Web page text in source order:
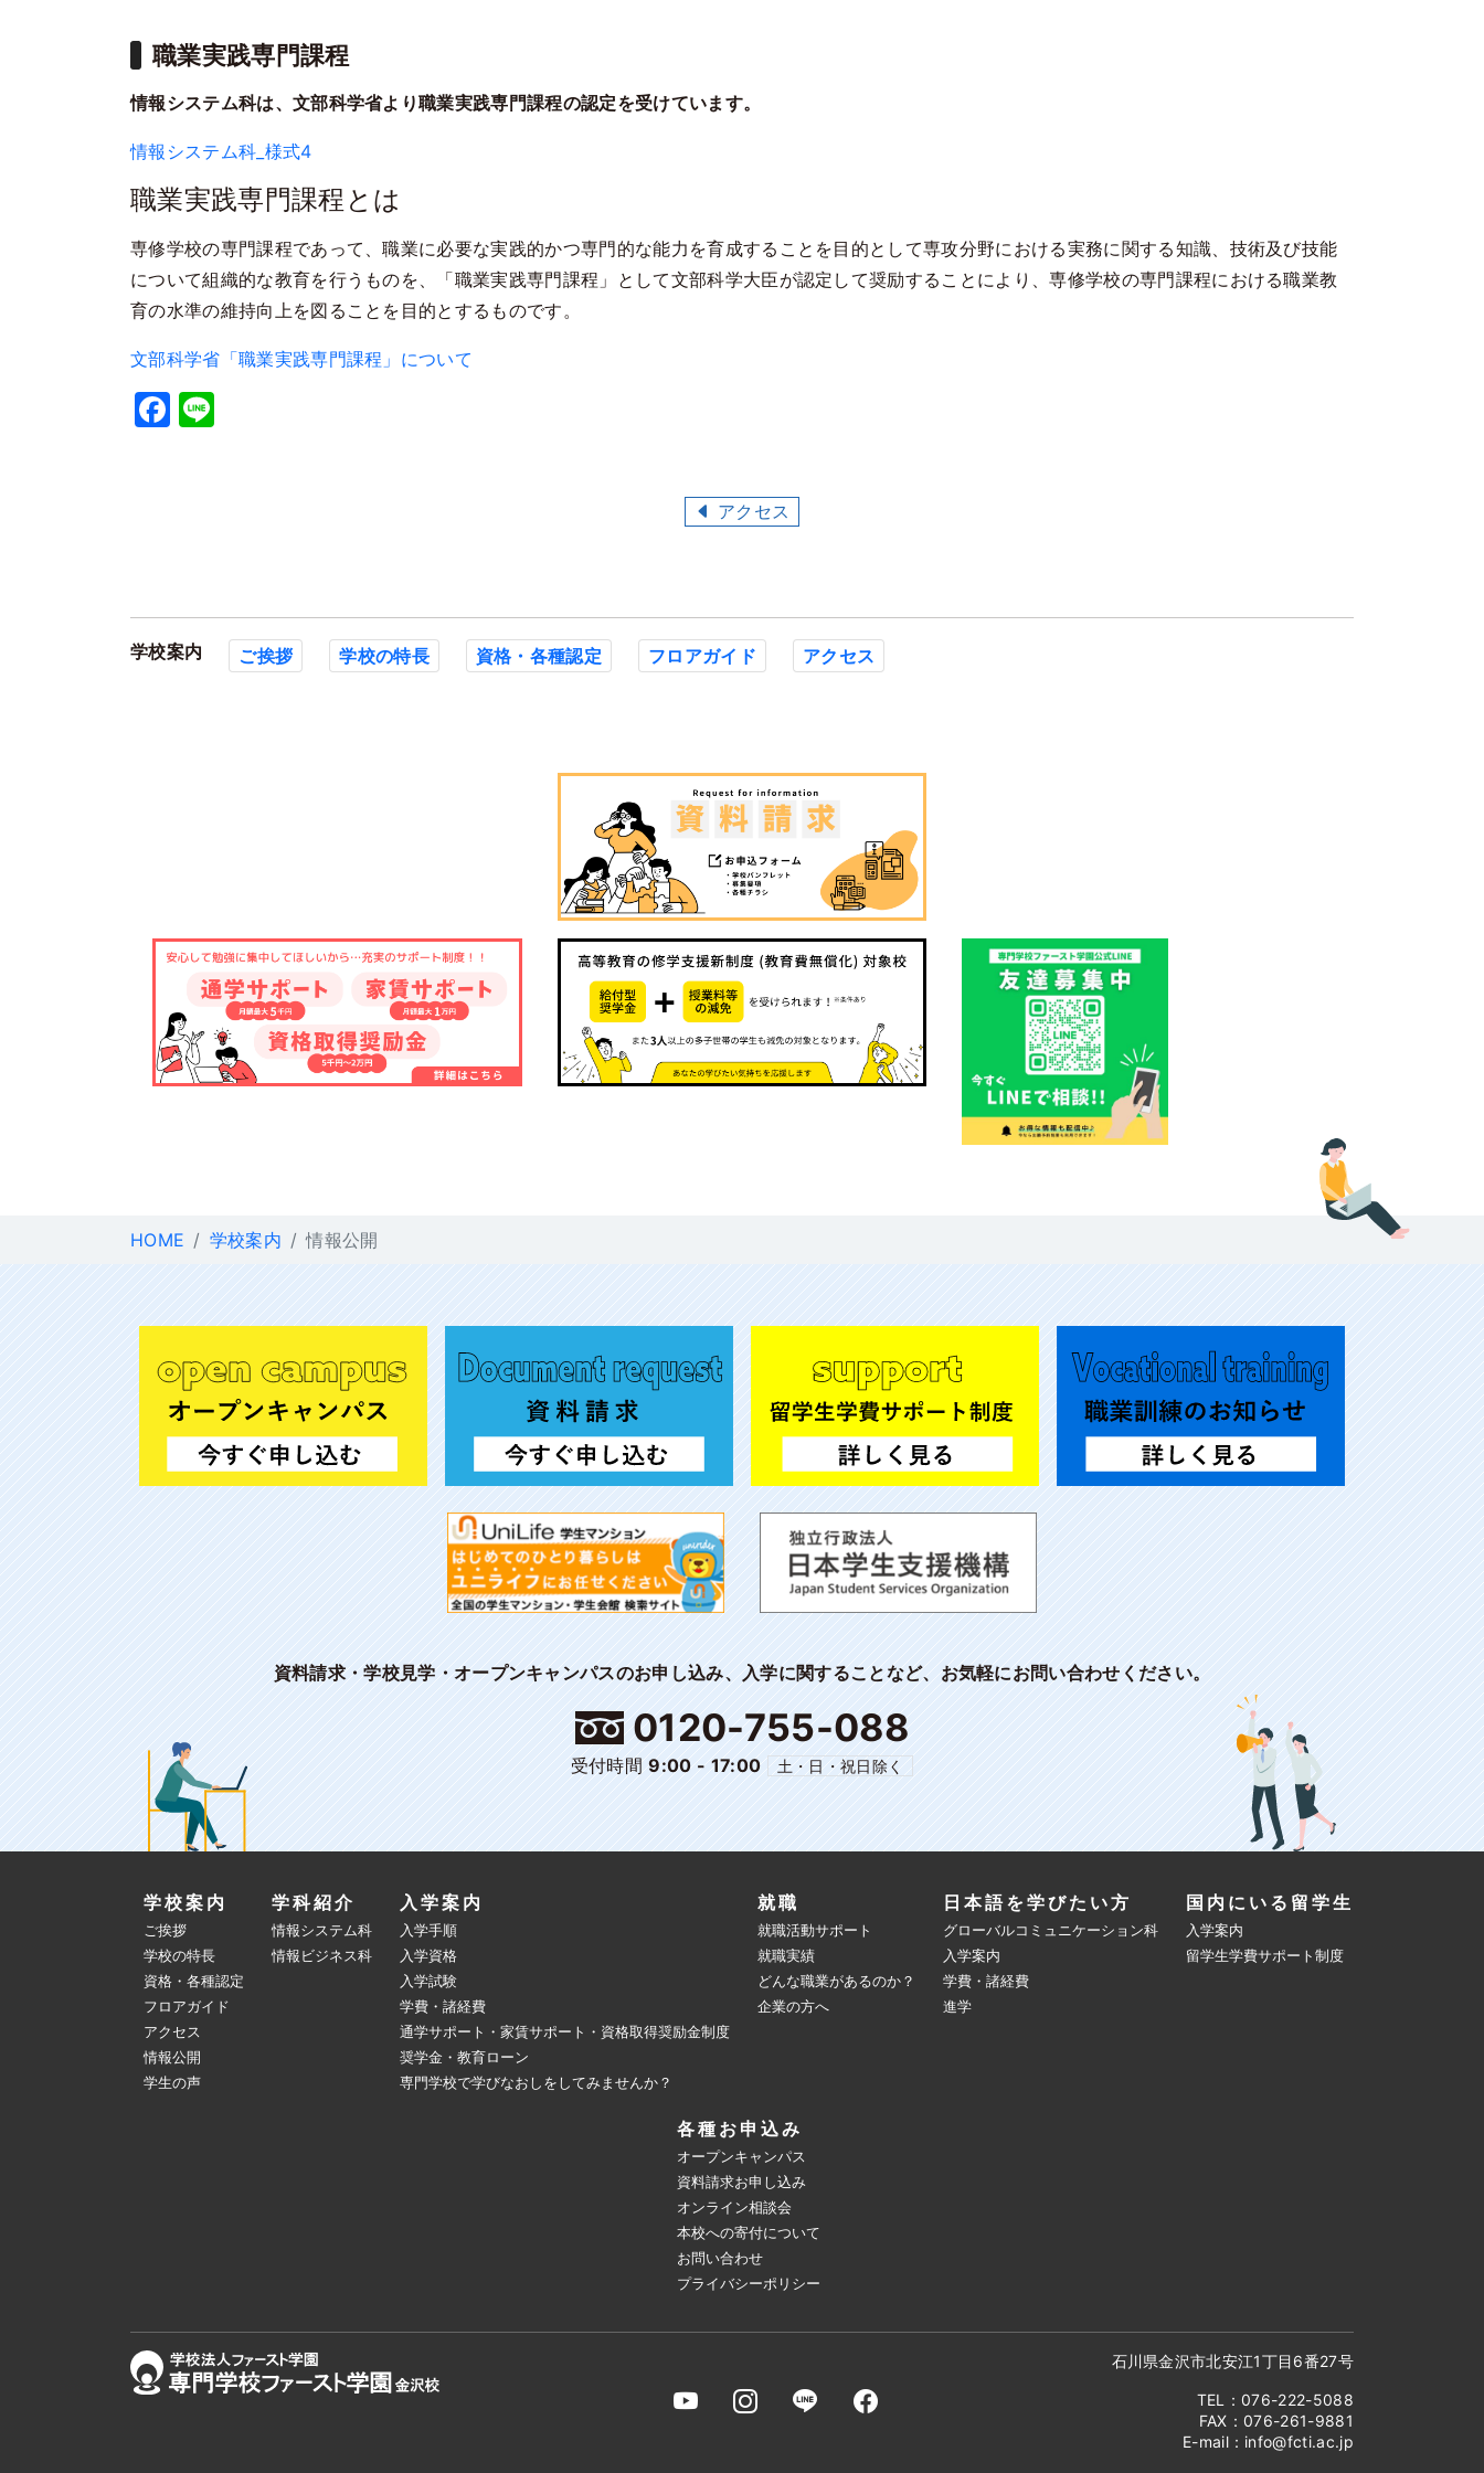
職業実践専門課程
情報システム科は、文部科学省より職業実践専門課程の認定を受けています。
情報システム科_様式4
職業実践専門課程とは
専修学校の専門課程であって、職業に必要な実践的かつ専門的な能力を育成することを目的として専攻分野における実務に関する知識、技術及び技能
について組織的な教育を行うものを、「職業実践専門課程」として文部科学大臣が認定して奨励することにより、専修学校の専門課程における職業教
育の水準の維持向上を図ることを目的とするものです。
文部科学省「職業実践専門課程」について
Facebook
アクセス
学校案内 ご挨拶 学校の特長 資格・各種認定 フロアガイド アクセス
HOME 学校案内 情報公開
資料請求・学校見学・オープンキャンパスのお申し込み、入学に関することなど、お気軽にお問い合わせください。
0120-755-088
受付時間9:00 - 17:00 土・日・祝日除く
学校案内
ご挨拶
学校の特長
資格・各種認定
フロアガイド
アクセス
情報公開
学生の声
学科紹介
情報システム科
情報ビジネス科
入学案内
入学手順
入学資格
入学試験
学費・諸経費
通学サポート・家賃サポート・資格取得奨励金制度
奨学金・教育ローン
専門学校で学びなおしをしてみませんか？
就職
就職活動サポート
就職実績
どんな職業があるのか？
企業の方へ
日本語を学びたい方
グローバルコミュニケーション科
入学案内
学費・諸経費
進学
国内にいる留学生
入学案内
留学生学費サポート制度
各種お申込み
オープンキャンパス
資料請求お申し込み
オンライン相談会
本校への寄付について
お問い合わせ
プライバシーポリシー
石川県金沢市北安江1丁目6番27号
TEL：076-222-5088
FAX：076-261-9881
E-mail： info@fcti.ac.jp